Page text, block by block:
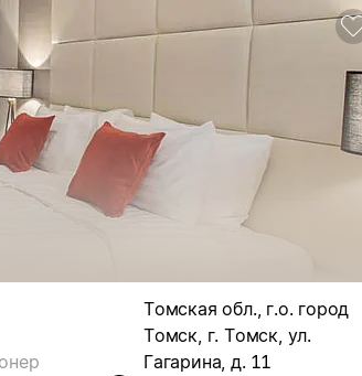
Томская обл., г.о. город
Томск, г. Томск, ул.
Гагарина, д. 11